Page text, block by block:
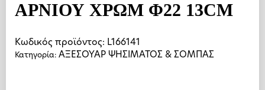
AΡΝΙΟΥ ΧΡΩΜ Φ22 13CM
Κωδικός προϊόντος: L166141
Κατηγορία: ΑΞΕΣΟΥΑΡ ΨΗΣΙΜΑΤΟΣ & ΣΟΜΠΑΣ